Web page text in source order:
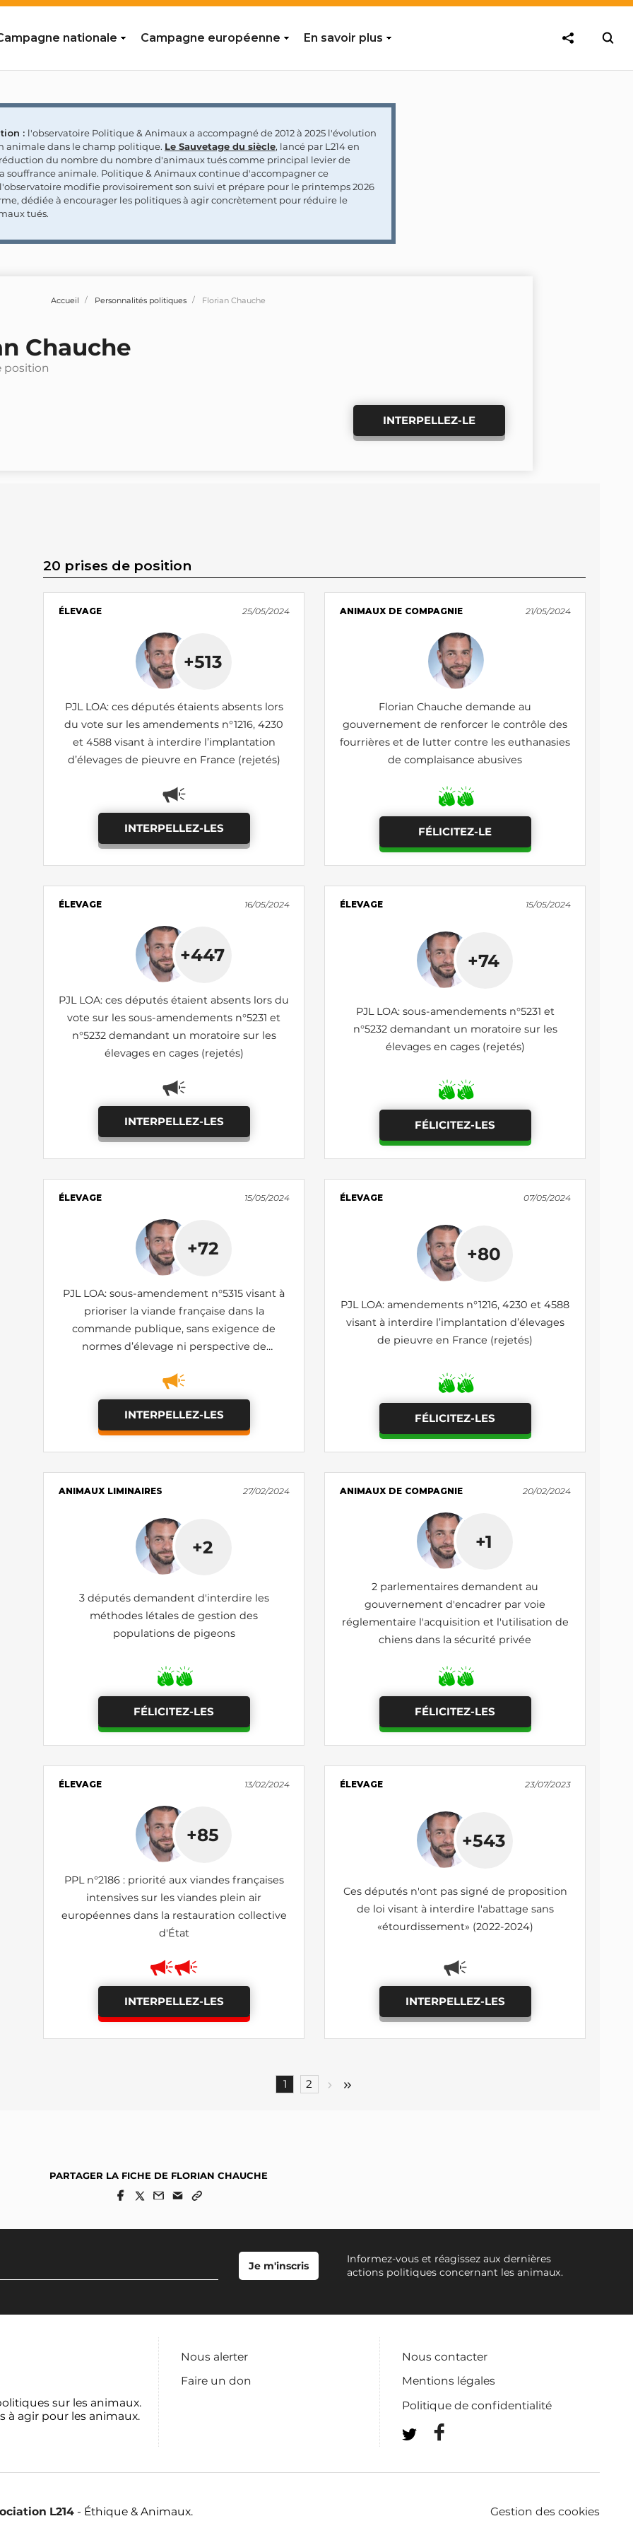
nationale Campagne européenne En savoir plus
: l'observatoire Politique & Animaux a accompagné de 2012 à 2025 l'évolution
animale dans le champ politique. Le Sauvetage du siècle, lancé par L214 en
réduction du nombre du nombre d'animaux tués comme principal levier de
souffrance animale. Politique & Animaux continue d'accompagner ce
modifie provisoirement son suivi et prépare pour le printemps 2026
dédiée à encourager les politiques à agir concrètement pour réduire le
tués.
Accueil Personnalités politiques Florian Chauche
Chauche
position
INTERPELLEZ-LE
20 prises de position
ÉLEVAGE 25/05/2024
+513
PJL LOA: ces députés étaients absents lors
du vote sur les amendements n°1216, 4230
et 4588 visant à interdire l’implantation
d’élevages de pieuvre en France (rejetés)
INTERPELLEZ-LES
ANIMAUX DE COMPAGNIE 21/05/2024
Florian Chauche demande au
gouvernement de renforcer le contrôle des
fourrières et de lutter contre les euthanasies
de complaisance abusives
FÉLICITEZ-LE
ÉLEVAGE 16/05/2024
+447
PJL LOA: ces députés étaient absents lors du
vote sur les sous-amendements n°5231 et
n°5232 demandant un moratoire sur les
élevages en cages (rejetés)
INTERPELLEZ-LES
ÉLEVAGE 15/05/2024
+74
PJL LOA: sous-amendements n°5231 et
n°5232 demandant un moratoire sur les
élevages en cages (rejetés)
FÉLICITEZ-LES
ÉLEVAGE 15/05/2024
+72
PJL LOA: sous-amendement n°5315 visant à
prioriser la viande française dans la
commande publique, sans exigence de
normes d’élevage ni perspective de
INTERPELLEZ-LES
ÉLEVAGE 07/05/2024
+80
PJL LOA: amendements n°1216, 4230 et 4588
visant à interdire l’implantation d’élevages
de pieuvre en France (rejetés)
FÉLICITEZ-LES
ANIMAUX LIMINAIRES 27/02/2024
+2
3 députés demandent d'interdire les
méthodes létales de gestion des
populations de pigeons
FÉLICITEZ-LES
ANIMAUX DE COMPAGNIE 20/02/2024
+1
2 parlementaires demandent au
gouvernement d'encadrer par voie
réglementaire l'acquisition et l'utilisation de
chiens dans la sécurité privée
FÉLICITEZ-LES
ÉLEVAGE 13/02/2024
+85
PPL n°2186 : priorité aux viandes françaises
intensives sur les viandes plein air
européennes dans la restauration collective
d'État
INTERPELLEZ-LES
ÉLEVAGE 23/07/2023
+543
Ces députés n'ont pas signé de proposition
de loi visant à interdire l'abattage sans
«étourdissement» (2022-2024)
INTERPELLEZ-LES
1 2
PARTAGER LA FICHE DE FLORIAN CHAUCHE
Informez-vous et réagissez aux dernières
actions politiques concernant les animaux.
sur les animaux.
à agir pour les animaux.
Nous alerter
Faire un don
Nous contacter
Mentions légales
Politique de confidentialité
L214 - Éthique & Animaux. Gestion des cookies